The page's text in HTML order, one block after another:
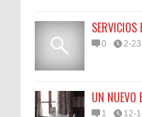
SERVICIOS
0 2-
UN NUEVO
1 12-